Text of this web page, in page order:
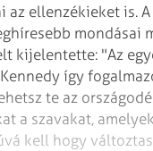
ellenzékieket is.
mondásai
kijelentette: "Az
így
te az
a szavakat, amelyek
kell hogy